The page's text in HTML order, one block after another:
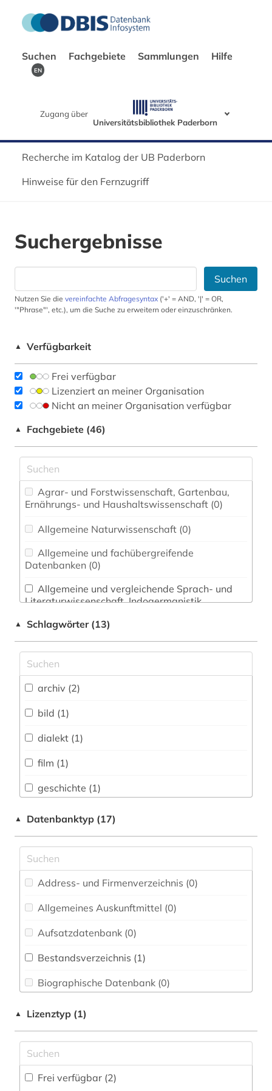
Suchen Fachgebiete Sammlungen Hilfe
EN
Zugang über
Universitätsbibliothek Paderborn
Recherche im Katalog der UB Paderborn
Hinweise für den Fernzugriff
Suchergebnisse
Suchen
Nutzen Sie die vereinfachte Abfragesyntax ('+' = AND, '|' = OR,
'"Phrase"', etc.), um die Suche zu erweitern oder einzuschränken.
▲ Verfügbarkeit
Frei verfügbar
Lizenziert an meiner Organisation
Nicht an meiner Organisation verfügbar
▲ Fachgebiete (46)
Ernährungs- und Haushaltswissenschaft (0)
Allgemeine Naturwissenschaft (0)
Datenbanken (0)
Literaturwissenschaft. Indogermanistik.
Anglistik. Amerikanistik (0)
Elektrotechnik, Elektronik, Nachrichtentechnik
(0)
Energietechnik (0)
(0)
Geschichte der Pädagogik und des
Bildungswesens (0)
Gesundheitswissenschaften (0)
▲ Schlagwörter (13)
archiv (2)
bild (1)
dialekt (1)
film (1)
geschichte (1)
linguistik (1)
museum (1)
sprache (1)
tonaufnahme (2)
wörterbuch (1)
östergötland (1)
übersetzung (1)
▲ Datenbanktyp (17)
Address- und Firmenverzeichnis (0)
Allgemeines Auskunftmittel (0)
Aufsatzdatenbank (0)
Bestandsverzeichnis (1)
Biographische Datenbank (0)
Disziplinäre Forschungsdatenrepositorien (0)
▲ Lizenztyp (1)
Frei verfügbar (2)